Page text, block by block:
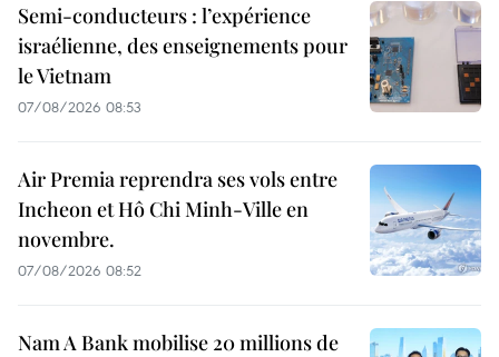
Semi-conducteurs : l’expérience
israélienne, des enseignements pour
le Vietnam
07/08/2026 08:53
Air Premia reprendra ses vols entre
Incheon et Hô Chi Minh-Ville en
novembre.
07/08/2026 08:52
Nam A Bank mobilise 20 millions de